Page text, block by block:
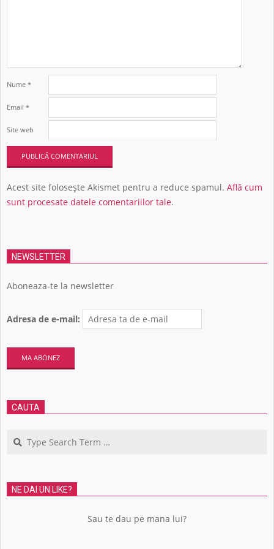
Nume *
Email *
Site web
Acest site folosește Akismet pentru a reduce spamul. Află cum
sunt procesate datele comentariilor tale.
NEWSLETTER
Aboneaza-te la newsletter
Adresa de e-mail:
CAUTA
Search
NE DAI UN LIKE?
Sau te dau pe mana lui?